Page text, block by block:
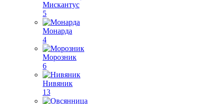
Мискантус
5
Монарда
4
Морозник
6
Нивяник
13